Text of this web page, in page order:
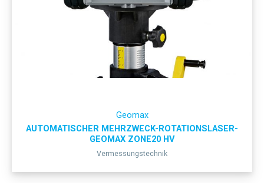
Geomax
AUTOMATISCHER MEHRZWECK-ROTATIONSLASER-
GEOMAX ZONE20 HV
Vermessungstechnik